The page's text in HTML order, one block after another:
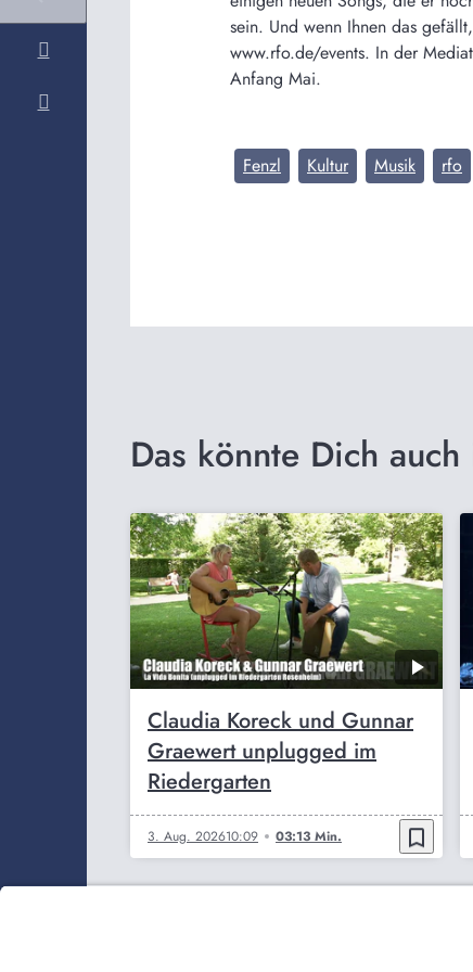
sein. Und wenn Ihnen das
www.rfo.de/events. In der
Anfang Mai.
Fenzl Kultur Musik rfo
Das könnte Dich
Claudia Koreck und Gunnar
Graewert unplugged im
Riedergarten
3. Aug. 202610:09 03:13 Min. bookmark_border